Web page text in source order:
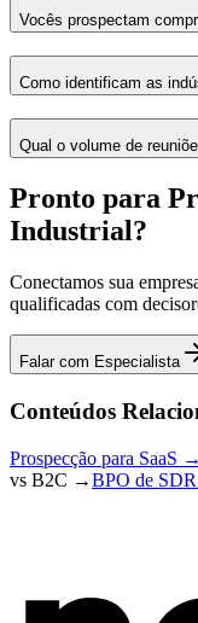
Vocês prospectam
Como identificam as
Qual o volume de
Pronto para
Industrial?
Conectamos sua
qualificadas com
Falar com Especialista
Conteúdos
Prospecção para SaaS →
vs B2C →BPO de